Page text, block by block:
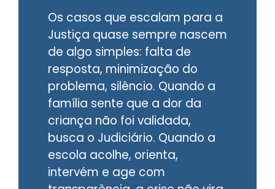
Os casos que escalam para a
Justiça quase sempre nascem
de algo simples: falta de
resposta, minimização do
problema, silêncio. Quando a
família sente que a dor da
criança não foi validada,
busca o Judiciário. Quando a
escola acolhe, orienta,
intervém e age com